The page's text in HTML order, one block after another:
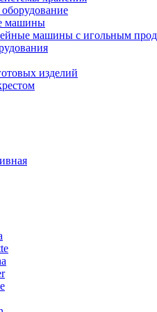
машины
машины с игольным
изделий